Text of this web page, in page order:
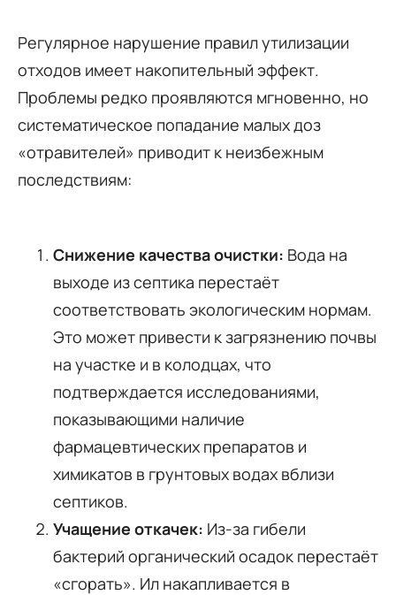
Регулярное нарушение правил утилизации
отходов имеет накопительный эффект.
Проблемы редко проявляются мгновенно, но
систематическое попадание малых доз
«отравителей» приводит к неизбежным
последствиям:
Снижение качества очистки: Вода на
выходе из септика перестаёт
соответствовать экологическим нормам.
Это может привести к загрязнению почвы
на участке и в колодцах, что
подтверждается исследованиями,
показывающими наличие
фармацевтических препаратов и
химикатов в грунтовых водах вблизи
септиков.
Учащение откачек: Из-за гибели
бактерий органический осадок перестаёт
«сгорать». Ил накапливается в